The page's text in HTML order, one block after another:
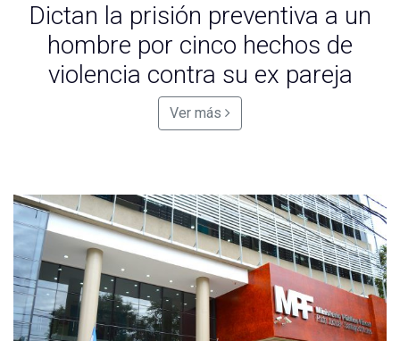
Dictan la prisión preventiva a un
hombre por cinco hechos de
violencia contra su ex pareja
Ver más